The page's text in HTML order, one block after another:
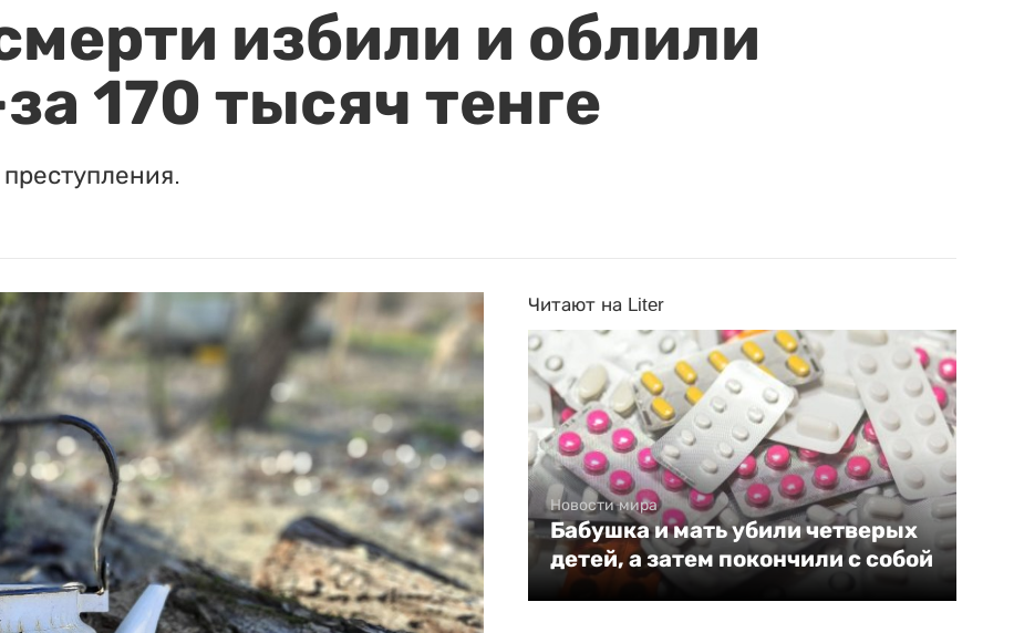
избили и облили
170 тысяч тенге
Читают на Liter
Новости мира
Бабушка и мать убили четверых
детей, а затем покончили с собой